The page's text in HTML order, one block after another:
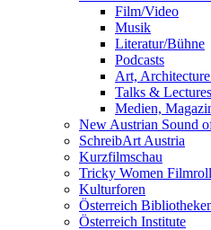
Film/Video
Musik
Literatur/Bühne
Podcasts
Art,
Talks & Lectures
Medien,
New Austrian Sound
SchreibArt Austria
Kurzfilmschau
Tricky Women
Kulturforen
Österreich
Österreich Institute